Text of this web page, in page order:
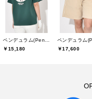
￥15,180
￥17,600